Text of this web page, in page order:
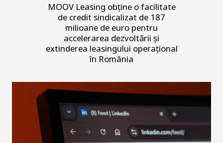
MOOV Leasing obține o facilitate
de credit sindicalizat de 187
milioane de euro pentru
accelerarea dezvoltării și
extinderea leasingului operațional
în România